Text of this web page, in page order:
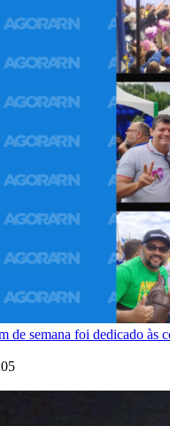
de semana foi dedicado às